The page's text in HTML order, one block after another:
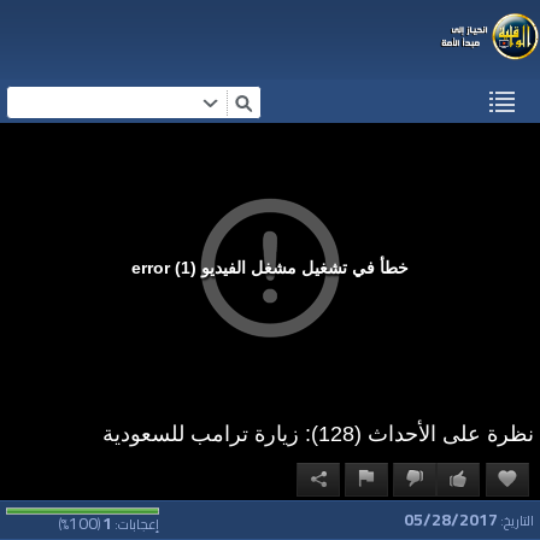
خطأ في تشغيل مشغل الفيديو (1) error
نظرة على الأحداث (128): زيارة ترامب للسعودية
إعجابات:1
(
100
%) التاريخ: 05/28/2017